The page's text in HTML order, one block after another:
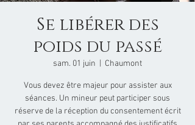
Se libérer des
poids du passé
sam. 01 juin Chaumont
Vous devez être majeur pour assister aux
séances. Un mineur peut participer sous
réserve de la réception du consentement écrit